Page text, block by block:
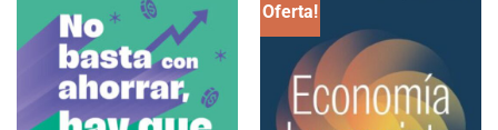
Oferta!